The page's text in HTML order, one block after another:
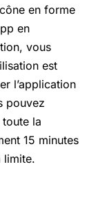
en forme
en
vous
est
l’application
pouvez
la
15 minutes
limite.